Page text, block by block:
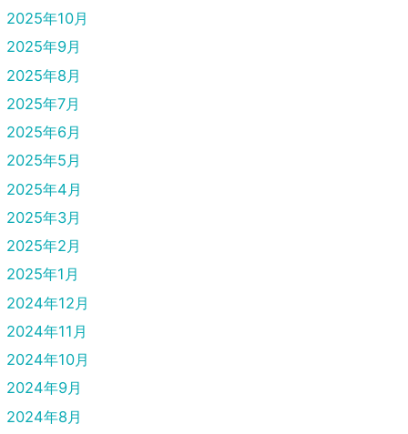
2025年10月
2025年9月
2025年8月
2025年7月
2025年6月
2025年5月
2025年4月
2025年3月
2025年2月
2025年1月
2024年12月
2024年11月
2024年10月
2024年9月
2024年8月